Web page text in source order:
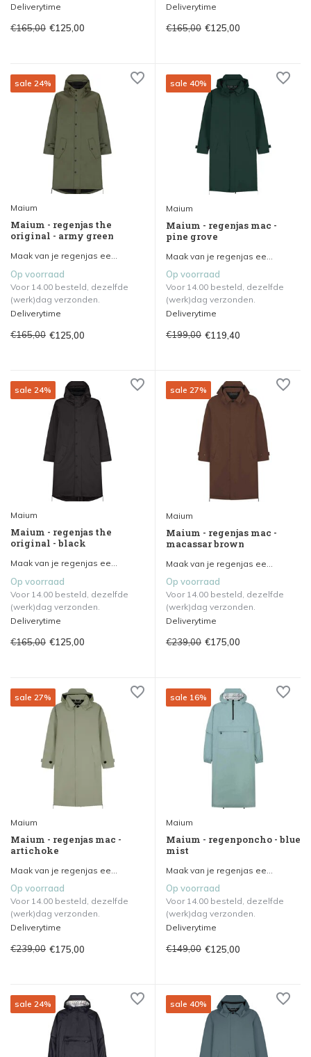
Deliverytime
€165,00 €125,00
Deliverytime
€165,00 €125,00
sale 24%
Maium
Maium - regenjas the
original - army green
Maak van je regenjas ee...
Op voorraad
Voor 14.00 besteld, dezelfde
(werk)dag verzonden.
Deliverytime
€165,00 €125,00
sale 40%
Maium
Maium - regenjas mac -
pine grove
Maak van je regenjas ee...
Op voorraad
Voor 14.00 besteld, dezelfde
(werk)dag verzonden.
Deliverytime
€199,00 €119,40
sale 24%
Maium
Maium - regenjas the
original - black
Maak van je regenjas ee...
Op voorraad
Voor 14.00 besteld, dezelfde
(werk)dag verzonden.
Deliverytime
€165,00 €125,00
sale 27%
Maium
Maium - regenjas mac -
macassar brown
Maak van je regenjas ee...
Op voorraad
Voor 14.00 besteld, dezelfde
(werk)dag verzonden.
Deliverytime
€239,00 €175,00
sale 27%
Maium
Maium - regenjas mac -
artichoke
Maak van je regenjas ee...
Op voorraad
Voor 14.00 besteld, dezelfde
(werk)dag verzonden.
Deliverytime
€239,00 €175,00
sale 16%
Maium
Maium - regenponcho - blue
mist
Maak van je regenjas ee...
Op voorraad
Voor 14.00 besteld, dezelfde
(werk)dag verzonden.
Deliverytime
€149,00 €125,00
sale 24% sale 40%